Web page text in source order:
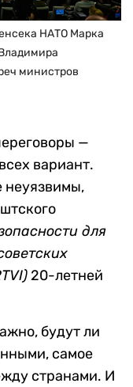
НАТО Марка
министров
—
вариант.
неуязвимы,
для
20-летней
будут ли
самое
странами. И